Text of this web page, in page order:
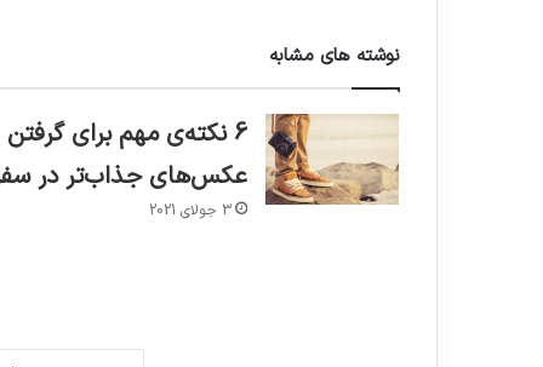
نوشته های مشابه
6 نکته‌ی مهم برای گرفتن
عکس‌های جذاب‌تر در
3 جولای 2021